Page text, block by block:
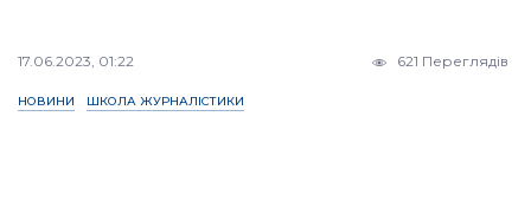
17.06.2023, 01:22 621 Переглядів
НОВИНИ ШКОЛА ЖУРНАЛІСТИКИ